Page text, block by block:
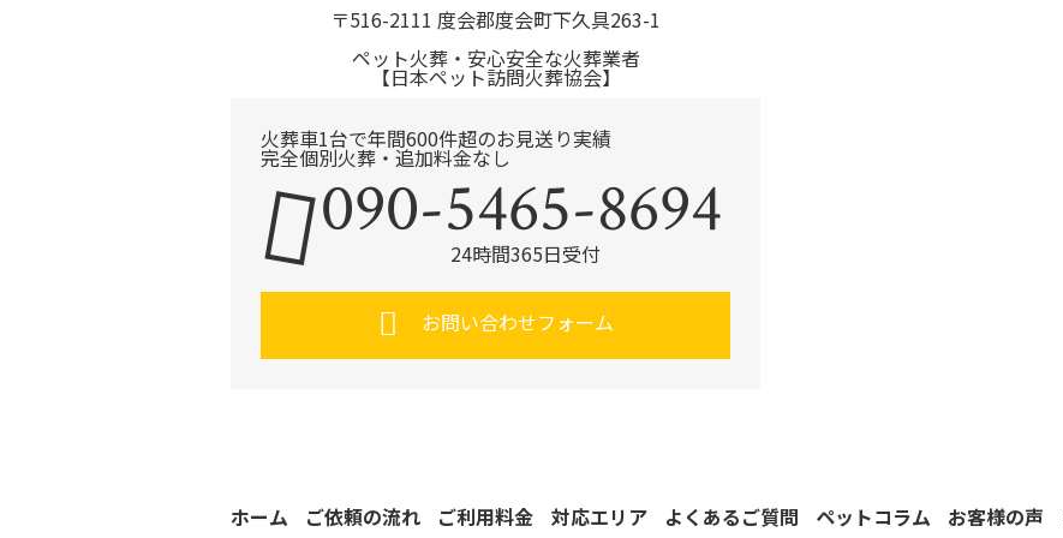
〒516-2111 度会郡度会町下久具263-1
ペット火葬・安心安全な火葬業者
【日本ペット訪問火葬協会】
火葬車1台で年間600件超のお見送り実績
完全個別火葬・追加料金なし
090-5465-8694
24時間365日受付
お問い合わせフォーム
ホーム ご依頼の流れ ご利用料金 対応エリア よくあるご質問 ペットコラム お客様の声